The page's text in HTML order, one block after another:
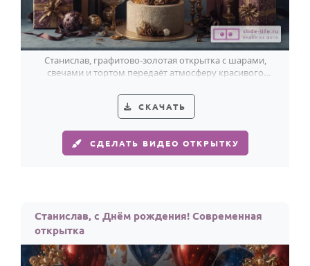
Мужчине
Маме
Папе
Детям
Все родственники
ПЕРСОНАЛЬНЫЕ
Пожелания
Станислав, графитово-золотая открытка с шарами,
свечами и тортом передаёт атмосферу красивого
СКАЧАТЬ
СДЕЛАТЬ ВИДЕО ОТКРЫТКУ
Станислав, с Днём рождения! Современная
открытка